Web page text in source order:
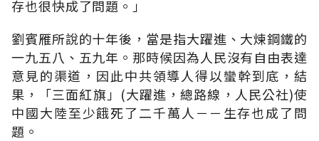
存也很快成了問題。」
劉賓雁所說的十年後，當是指大躍進、大煉鋼鐵的
一九五八、五九年。那時候因為人民沒有自由表達
意見的渠道，因此中共領導人得以蠻幹到底，結
果，「三面紅旗」(大躍進，總路線，人民公社)使
中國大陸至少餓死了二千萬人－－生存也成了問
題。